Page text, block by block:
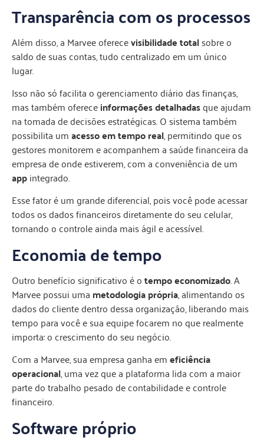
Transparência com os processos
Além disso, a Marvee oferecevisibilidade totalsobre o
saldo de suas contas, tudo centralizado em um único
lugar.
Isso não só facilita o gerenciamento diário das finanças,
mas também ofereceinformações detalhadasque ajudam
na tomada de decisões estratégicas. O sistema também
possibilita umacesso em tempo real, permitindo que os
gestores monitorem e acompanhem a saúde financeira da
empresa de onde estiverem, com a conveniência de um
appintegrado.
Esse fator é um grande diferencial, pois você pode acessar
todos os dados financeiros diretamente do seu celular,
tornando o controle ainda mais ágil e acessível.
Economia de tempo
Outro benefício significativo é otempo economizado. A
Marvee possui uma metodologia própria, alimentando os
dados do cliente dentro dessa organização, liberando mais
tempo para você e sua equipe focarem no que realmente
importa: o crescimento do seu negócio.
Com a Marvee, sua empresa ganha emeficiência
operacional, uma vez que a plataforma lida com a maior
parte do trabalho pesado de contabilidade e controle
financeiro.
Software próprio